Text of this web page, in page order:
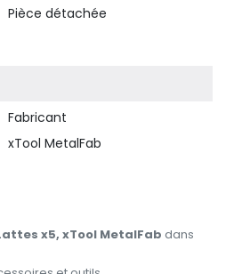
Pièce détachée
Fabricant
xTool MetalFab
x5, xTool MetalFab dans